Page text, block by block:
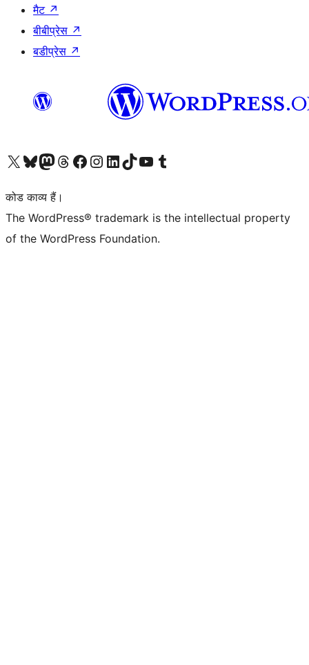
मैट ↗
बीबीप्रेस ↗
बडीप्रेस ↗
Visit our X (formerly Twitter) account
हमारे बलुस्की खाते पर जाएँVisit our Mastodon account
हमारे थ्रेड्स अकाउंट पर जाएंहमारे फेसबुक पेज पर जाएँहमारे इंस्टाग्राम अकाउंट पर जाएंहमारे लिंक्डइन खाते पर जाएँहमारे टिकटॉक खाते पर जाएँहमारे यूट्यूब चैनल पर जाएंहमारे Tumblr खाते पर जाएँ
कोड काव्य हैं।
The WordPress® trademark is the intellectual property
of the WordPress Foundation.